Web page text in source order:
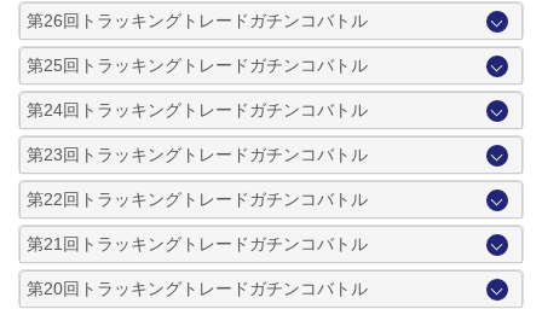
第26回トラッキングトレードガチンコバトル
第25回トラッキングトレードガチンコバトル
第24回トラッキングトレードガチンコバトル
第23回トラッキングトレードガチンコバトル
第22回トラッキングトレードガチンコバトル
第21回トラッキングトレードガチンコバトル
第20回トラッキングトレードガチンコバトル